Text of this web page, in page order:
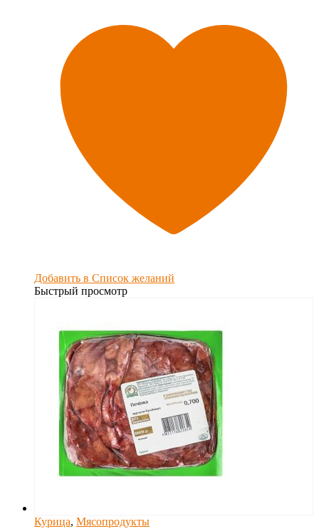
Добавить в Список желаний
Быстрый просмотр
Курица, Мясопродукты